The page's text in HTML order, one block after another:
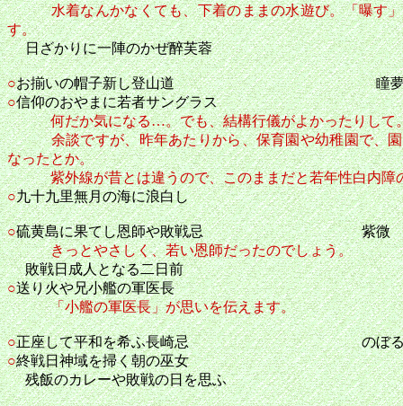
水着なんかなくても、下着のままの水遊び。「曝す
す。
日ざかりに一陣のかぜ醉芙蓉
○お揃いの帽子新し登山道 瞳
○信仰のおやまに若者サングラス
何だか気になる…。でも、結構行儀がよかったりして
余談ですが、昨年あたりから、保育園や幼稚園で、園
なったとか。
紫外線が昔とは違うので、このままだと若年性白内障
○九十九里無月の海に浪白し
○硫黄島に果てし恩師や敗戦忌 紫微
きっとやさしく、若い恩師だったのでしょう。
敗戦日成人となる二日前
○送り火や兄小艦の軍医長
「小艦の軍医長」が思いを伝えます。
○正座して平和を希ふ長崎忌 のぼ
○終戦日神域を掃く朝の巫女
残飯のカレーや敗戦の日を思ふ